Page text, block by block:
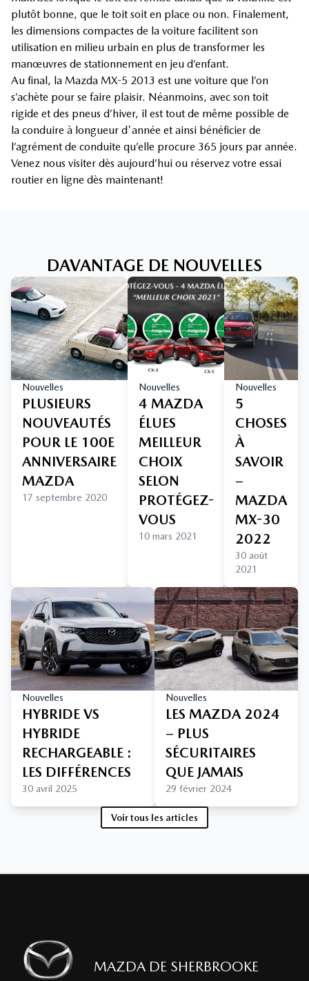
plutôt bonne, que le toit soit en place ou non. Finalement,
les dimensions compactes de la voiture facilitent son
utilisation en milieu urbain en plus de transformer les
manœuvres de stationnement en jeu d’enfant.
Au final, la Mazda MX-5 2013 est une voiture que l’on
s’achète pour se faire plaisir. Néanmoins, avec son toit
rigide et des pneus d’hiver, il est tout de même possible de
la conduire à longueur d'année et ainsi bénéficier de
l’agrément de conduite qu’elle procure 365 jours par année.
Venez nous visiter dès aujourd’hui ou réservez votre essai
routier en ligne dès maintenant!
DAVANTAGE DE NOUVELLES
Nouvelles
PLUSIEURS
NOUVEAUTÉS
POUR LE 100E
ANNIVERSAIRE
MAZDA
17 septembre 2020
Nouvelles
4 MAZDA
ÉLUES
MEILLEUR
CHOIX
SELON
PROTÉGEZ-
VOUS
10 mars 2021
Nouvelles
5
CHOSES
À
SAVOIR
–
MAZDA
MX-30
2022
30 août
2021
Nouvelles
HYBRIDE VS
HYBRIDE
RECHARGEABLE :
LES DIFFÉRENCES
30 avril 2025
Nouvelles
LES MAZDA 2024
– PLUS
SÉCURITAIRES
QUE JAMAIS
29 février 2024
Voir tous les articles
MAZDA DE SHERBROOKE